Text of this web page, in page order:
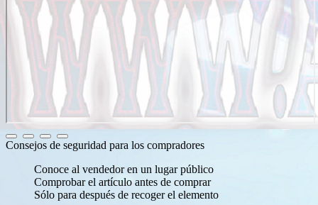
Consejos de seguridad para los compradores
Conoce al vendedor en un lugar público
Comprobar el artículo antes de comprar
Sólo para después de recoger el elemento